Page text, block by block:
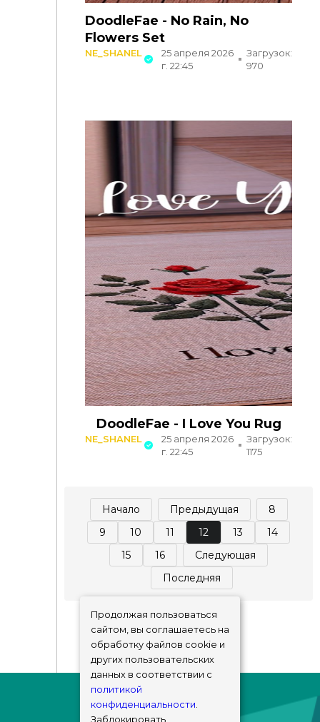
DoodleFae - No Rain, No
Flowers Set
NE_SHANEL
25 апреля 2026
г. 22:45
Загрузок:
970
DoodleFae - I Love You Rug
NE_SHANEL
25 апреля 2026
г. 22:45
Загрузок:
1175
Начало Предыдущая
8
9
10 11 12 13
14
15
16
Следующая
Последняя
Продолжая пользоваться
сайтом, вы соглашаетесь на
обработку файлов cookie и
других пользовательских
данных в соответствии с
политикой
конфиденциальности.
Заблокировать